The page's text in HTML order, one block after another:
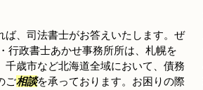
ば、司法書士がお答えいたします。ぜ
行政書士あかせ事務所所は、札幌を
千歳市など北海道全域において、債務
ご相談を承っております。お困りの際